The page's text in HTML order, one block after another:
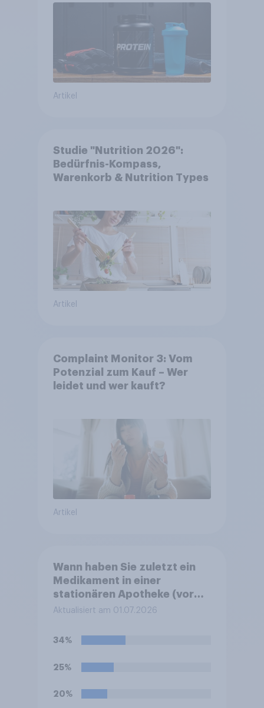
Artikel
Studie "Nutrition 2026":
Bedürfnis-Kompass,
Warenkorb & Nutrition Types
Artikel
Complaint Monitor 3: Vom
Potenzial zum Kauf – Wer
leidet und wer kauft?
Artikel
Wann haben Sie zuletzt ein
Medikament in einer
stationären Apotheke (vor
Ort / Ladenapotheke)
Aktualisiert am 01.07.2026
34%
25%
20%